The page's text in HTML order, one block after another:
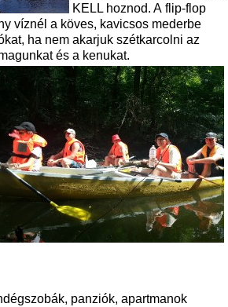
KELL hoznod. A flip-flop
víznél a köves, kavicsos mederbe
ha nem akarjuk szétkarcolni az
és a kenukat.
panziók, apartmanok